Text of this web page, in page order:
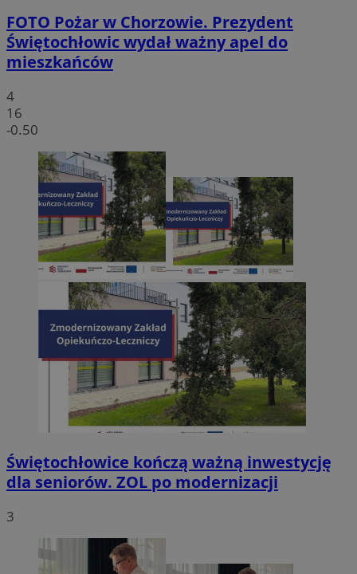
FOTO Pożar w Chorzowie. Prezydent
Świętochłowic wydał ważny apel do
mieszkańców
4
16
-0.50
Świętochłowice kończą ważną inwestycję
dla seniorów. ZOL po modernizacji
3